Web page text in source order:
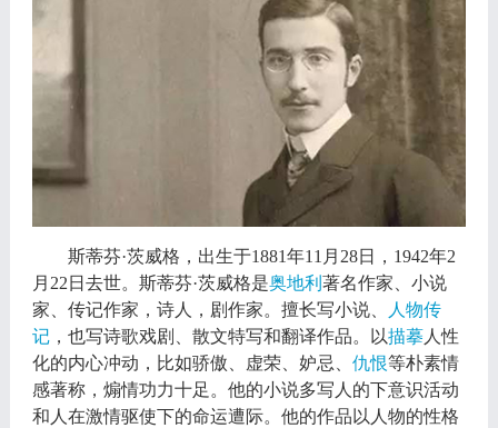
斯蒂芬·茨威格，出生于1881年11月28日，1942年2
月22日去世。斯蒂芬·茨威格是奥地利 著名作家、小说
家、传记作家，诗人，剧作家。擅长写小说、
人物传
记，也写诗歌戏剧、散文特写和翻译作品。以描摹人性
化的内心冲动，比如骄傲、虚荣、妒忌、 仇恨等朴素情
感著称，煽情功力十足。他的小说多写人的下意识活动
和人在激情驱使下的命运遭际。他的作品以人物的性格